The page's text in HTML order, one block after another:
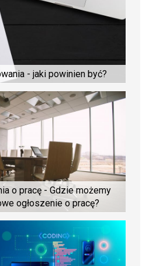
- jaki powinien być?
o pracę - Gdzie możemy
ogłoszenie o pracę?